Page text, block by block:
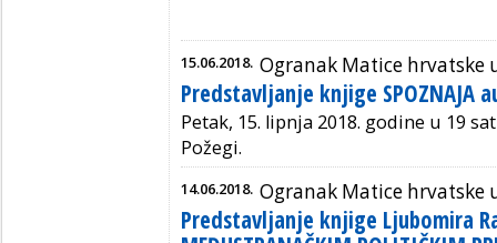
15.06.2018. Ogranak Matice hrvatske
Predstavljanje knjige SPOZNAJA
Petak, 15. lipnja 2018. godine u 19
Požegi.
14.06.2018. Ogranak Matice hrvatske
Predstavljanje knjige Ljubomira